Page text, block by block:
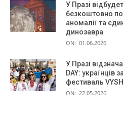
У Празі
безкоштовно
аномалії та
динозавра
ON: 01.06.2026
У Празі
DAY: українців
фестиваль
ON: 22.05.2026